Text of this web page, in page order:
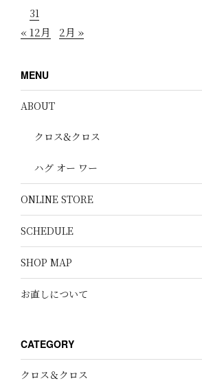
31
« 12月 2月 »
MENU
ABOUT
クロス&クロス
ハグ オー ワー
ONLINE STORE
SCHEDULE
SHOP MAP
お直しについて
CATEGORY
クロス＆クロス